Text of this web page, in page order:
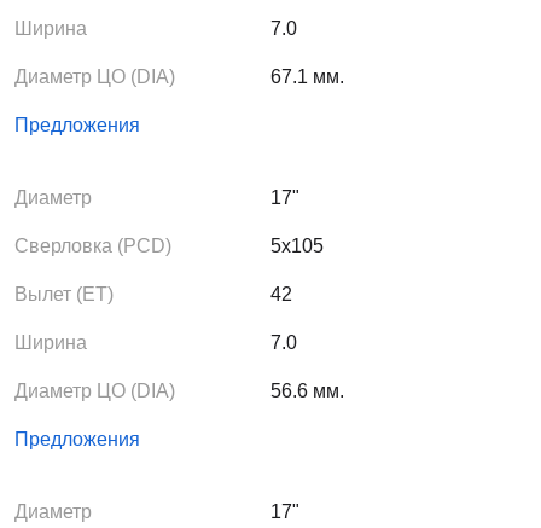
Ширина 7.0
Диаметр ЦО (DIA) 67.1 мм.
Предложения
Диаметр 17"
Сверловка (PCD) 5x105
Вылет (ЕТ) 42
Ширина 7.0
Диаметр ЦО (DIA) 56.6 мм.
Предложения
Диаметр 17"